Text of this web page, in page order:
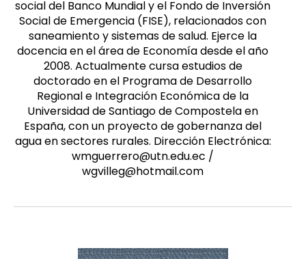
social del Banco Mundial y el Fondo de Inversión
Social de Emergencia (FISE), relacionados con
saneamiento y sistemas de salud. Ejerce la
docencia en el área de Economía desde el año
2008. Actualmente cursa estudios de
doctorado en el Programa de Desarrollo
Regional e Integración Económica de la
Universidad de Santiago de Compostela en
España, con un proyecto de gobernanza del
agua en sectores rurales. Dirección Electrónica:
wmguerrero@utn.edu.ec /
wgvilleg@hotmail.com